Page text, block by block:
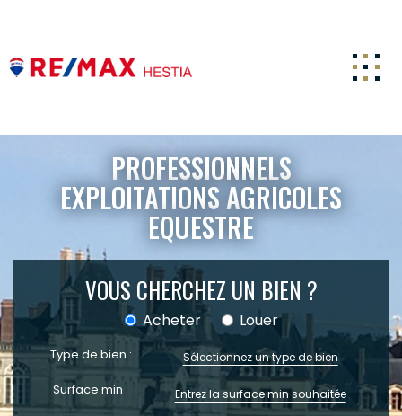
ACCUEIL
ACHETER
ESTIMATION
LOUER
FAIRE GÉRER
CARRIERE
NOTRE AGENCE
ACTUALITÉS
PROFESSIONNELS
EXPLOITATIONS AGRICOLES
EQUESTRE
VOUS CHERCHEZ UN BIEN ?
Acheter Louer
Type de bien : Sélectionnez un type de bien
Surface min :